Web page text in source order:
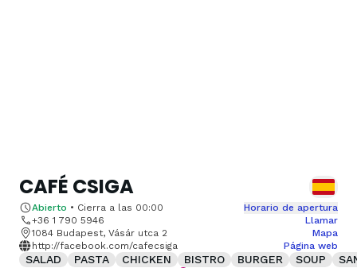
CAFÉ CSIGA
Abierto • Cierra a las 00:00
Horario de apertura
+36 1 790 5946
Llamar
1084 Budapest, Vásár utca 2
Mapa
http://facebook.com/cafecsiga
Página web
SALAD PASTA CHICKEN BISTRO BURGER SOUP